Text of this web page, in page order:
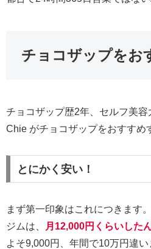
チョコザップをお
チョコザップ歴2年、セルフ美
Chie がチョコザップをおすすめ
とにかく安い！
まず第一印象はこれにつきます
ジムは、
月12,000円くらいした
よそ9,000円、年間で10万円違